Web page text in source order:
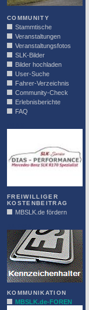
COMMUNITY
Stammtische
Veranstaltungen
Veranstaltungsfotos
SLK-Bilder
Bilder hochladen
User-Suche
Fahrer-Verzeichnis
Community-Check
Erlebnisberichte
FAQ
FREIWILLIGER
KOSTENBEITRAG
MBSLK.de fördern
KOMMUNIKATION
MBSLK.de-FOREN